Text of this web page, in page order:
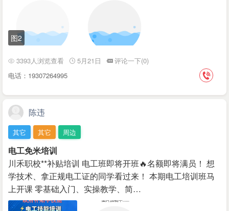
图2
3393人浏览查看 5月21日
评论一下(0)
电话：19307264995
陈违
其它 其它 周边
电工免米培训
川禾职校**补贴培训 电工班即将开班🔥名额即将满员！ 想
学技术、拿正规电工证的同学看过来！ 本期电工培训班马
上开课 零基础入门、实操教学、简…